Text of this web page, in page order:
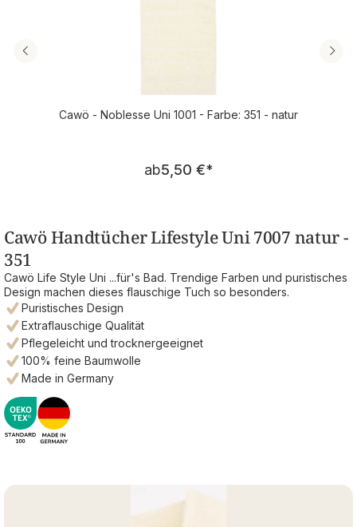
Cawö - Noblesse Uni 1001 - Farbe: 351 - natur
Regulärer Preis:
ab5,50 €*
Cawö Handtücher Lifestyle Uni 7007 natur -
351
Cawö Life Style Uni ...für's Bad. Trendige Farben und puristisches
Design machen dieses flauschige Tuch so besonders.
Puristisches Design
Extraflauschige Qualität
Pflegeleicht und trocknergeeignet
100% feine Baumwolle
Made in Germany